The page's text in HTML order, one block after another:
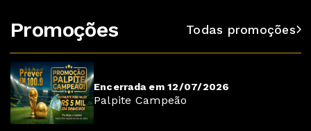
Promoções Todas promoções
Encerrada em 12/07/2026
Palpite Campeão